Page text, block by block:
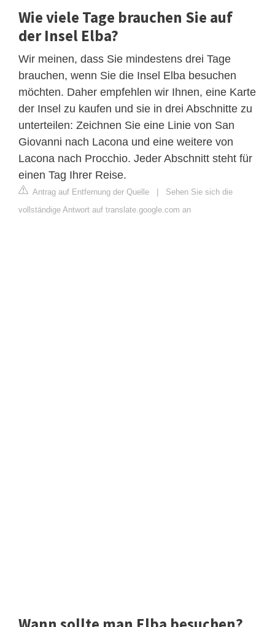
Wie viele Tage brauchen Sie auf
der Insel Elba?
Wir meinen, dass Sie mindestens drei Tage
brauchen, wenn Sie die Insel Elba besuchen
möchten. Daher empfehlen wir Ihnen, eine Karte
der Insel zu kaufen und sie in drei Abschnitte zu
unterteilen: Zeichnen Sie eine Linie von San
Giovanni nach Lacona und eine weitere von
Lacona nach Procchio. Jeder Abschnitt steht für
einen Tag Ihrer Reise.
Antrag auf Entfernung der Quelle | Sehen Sie sich die
vollständige Antwort auf translate.google.com an